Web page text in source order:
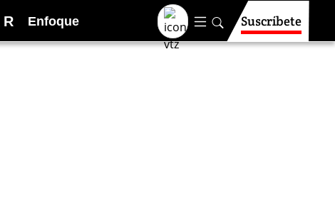
R Enfoque Suscríbete